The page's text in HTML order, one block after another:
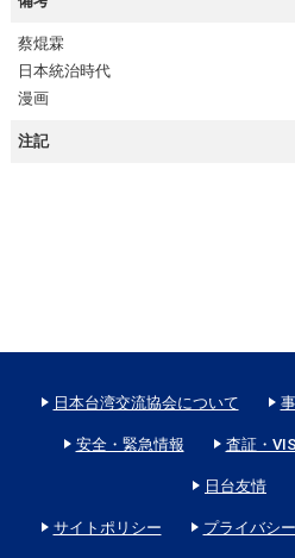
蔡焜霖
日本統治時代
漫画
注記
日本台湾交流協会について
安全・緊急情報 査証・
日台友情
サイトポリシー プライバシ